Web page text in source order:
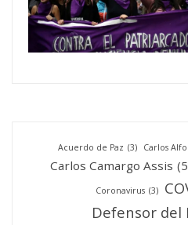
Acuerdo de Paz (3) Carlos
Carlos Camargo Assis
Coronavirus (3)
Defensor del